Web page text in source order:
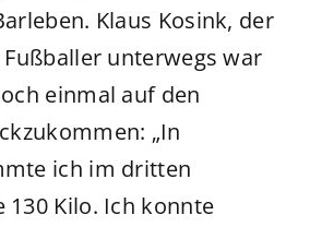
Klaus Kosink, der
Fußballer unterwegs war
einmal auf den
„In
ich im dritten
130 Kilo. Ich konnte